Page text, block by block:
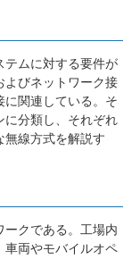
ムに対する要件が
よびネットワーク接
関連している。そ
に分類し、それぞれ
無線方式を解説す
クである。工場内
車両やモバイルオペ